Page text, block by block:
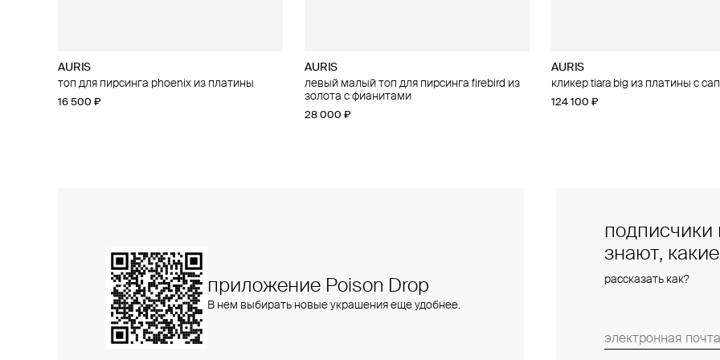
AURIS
топ для пирсинга phoenix из платины
16 500 ₽
AURIS
левый малый топ для пирсинга firebird из
золота с фианитами
28 000 ₽
AURIS
кликер tiara big из платины с
124 100 ₽
AURIS
большой топ для пирсинга threeleaf из
золота с бриллиантами
AURIS
малый топ для пирсинга phoenix из золота
15 400 ₽
AURIS
правый малый топ для
золота с фианитами
подписчики
знают,
рассказать как?
приложение Poison Drop
В нем выбирать новые украшения еще удобнее.